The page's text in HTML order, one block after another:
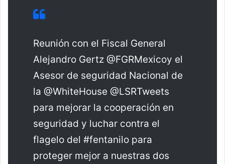
Reunión con el Fiscal General
Alejandro Gertz @FGRMexicoy el
Asesor de seguridad Nacional de
la @WhiteHouse @LSRTweets
para mejorar la cooperación en
seguridad y luchar contra el
flagelo del #fentanilo para
proteger mejor a nuestras dos